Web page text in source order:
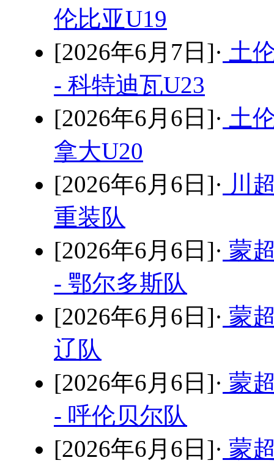
伦比亚U19
[2026年6月7日]· 土
- 科特迪瓦U23
[2026年6月6日]· 土
拿大U20
[2026年6月6日]· 川
重装队
[2026年6月6日]· 蒙
- 鄂尔多斯队
[2026年6月6日]· 蒙
辽队
[2026年6月6日]· 蒙
- 呼伦贝尔队
[2026年6月6日]· 蒙